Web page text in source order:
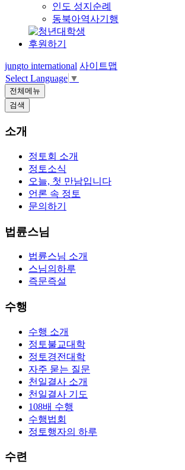
인도 성지순례
동북아역사기행
후원하기
jungto international 사이트맵
Select Language ▼
전체메뉴
검색
소개
정토회 소개
정토소식
오늘, 첫 만남입니다
언론 속 정토
문의하기
법륜스님
법륜스님 소개
스님의하루
즉문즉설
수행
수행 소개
정토불교대학
정토경전대학
자주 묻는 질문
천일결사 소개
천일결사 기도
108배 수행
수행법회
정토행자의 하루
수련